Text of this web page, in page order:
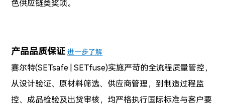
色供应链类奖项。
产品品质保证 进一步了解
赛尔特(SETsafe | SETfuse)实施严苛的全流程质量管控，
从设计验证、原材料筛选、供应商管理，到制造过程监
控、成品检验及出货审核，均严格执行国际标准与客户要